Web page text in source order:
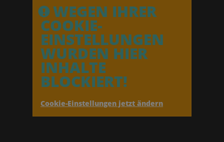
WEGEN IHRER
COOKIE-
EINSTELLUNGEN
WURDEN HIER
INHALTE
BLOCKIERT!
Cookie-Einstellungen jetzt ändern